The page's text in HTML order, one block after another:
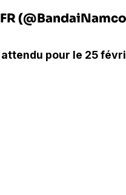
pour le 25